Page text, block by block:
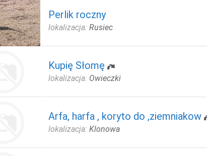
Perlik roczny
lokalizacja: Rusiec
Kupię Słomę
lokalizacja: Owieczki
Arfa, harfa , koryto do ,ziemniakow
lokalizacja: Klonowa